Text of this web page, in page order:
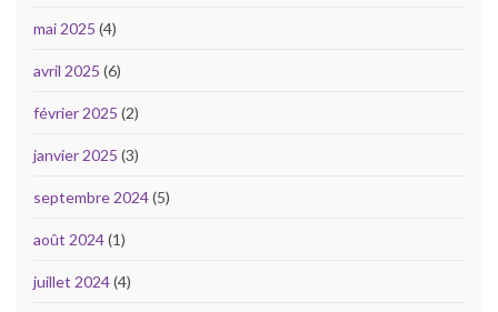
mai 2025 (4)
avril 2025 (6)
février 2025 (2)
janvier 2025 (3)
septembre 2024(5)
août 2024(1)
juillet 2024(4)